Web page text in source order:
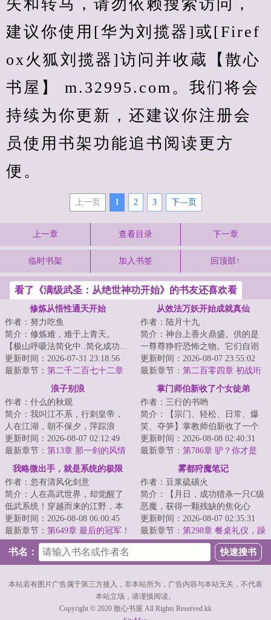
失和转马，请勿依赖搜索访问，
建议你使用[华为刘揽器]或[Firef
ox火狐刘揽器]访问并收蔵【散心
书屋】 m.32995.com。我们将会
持续为你更新，还建议你注册会
员使用书架功能追书阅读更方
便。
上一页 1 2 3 下—页
上一章 查看目录 下一章
临时书架 加入书签 回顶部↑
看了《满级武圣：从绝世神功开始》的书友还喜欢看
修炼从悟性通天开始
作者：努力吃鱼
简介：修炼难，难于上青天。
【极山呼吸法简化中..简化成功...
极山呼吸法→呼吸!】陈斐深吸了
一口气。【极...
更新时间：2026-07-31 23:18:56
最新章节： 第二千二百七十二章
从效法万妖开始成就真仙
作者：陆月十九
简介：神台上香火鼎盛。供的是
一尊尊狰狞恐怖之物。它们自诩
为仙，不死不灭。林舒认真翻阅
着仙法。他没有...
更新时间：2026-08-07 23:55:02
最新章节： 第二百零四章 初战珩
水仙（上）
浪子别浪
作者：什么的秋观
简介：我叫江不系，行刺皇帝，
人在江湖，朝不保夕，萍踪浪
迹。他们都管我叫浪子，最开始
我以为是因我飘零...
更新时间：2026-08-07 02:12:49
最新章节： 第13章 那一剑的风情
掌门师伯新收了个女徒弟
作者：三行的书哟
简介：【宗门、轻松、日常、爆
笑、夺笋】掌教师伯新收了一个
女徒弟。她很漂亮，让无数人为
之神往。直至周...
更新时间：2026-08-08 02:40:31
最新章节： 第786章 驴？你才是
驴！你全家都是驴！
我略微出手，就是系统的极限
作者：忽有清风化剑意
简介：人在高武世界，却觉醒了
低武系统！穿越而来的江野，本
已经对金手指彻底失望。没想
到......只要获得...
更新时间：2026-08-08 06:00:45
最新章节： 第649章 最后的冠军！
赢麻了（二合一求月票）
雾都狩魔笔记
作者：豆浆硫磺火
简介：【月日，成功猎杀一只C级
恶魔，获得一颗残缺的焦化心
脏，灵性升华。】【月日，成功
猎杀一只温迪戈...
更新时间：2026-08-07 02:35:31
最新章节： 第298章 餐桌礼仪，躁
动的奇诺牌（二合一）
书名：
本站若有图片广告属于第三方接入，非本站所为，广告内容与本站无关，不代表
本站立场，请谨慎阅读。
Copyright © 2020 散心书屋 All Rights Reserved.kk